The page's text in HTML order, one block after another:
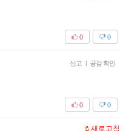
0
0
신고 | 공감 확인
0
0
새로고침